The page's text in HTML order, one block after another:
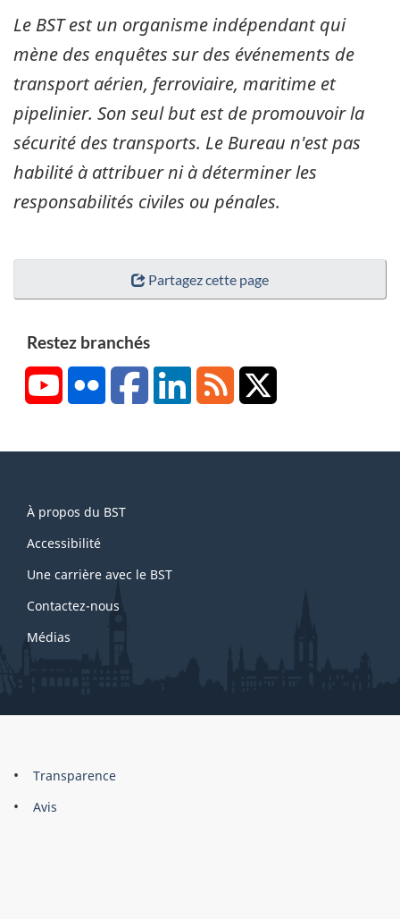
Le BST est un organisme indépendant qui
mène des enquêtes sur des événements de
transport aérien, ferroviaire, maritime et
pipelinier. Son seul but est de promouvoir la
sécurité des transports. Le Bureau n'est pas
habilité à attribuer ni à déterminer les
responsabilités civiles ou pénales.
Partagez cette page
Restez branchés
YouTubeFlickr FacebookLinkedInRSS
this
site
À propos du BST
Accessibilité
Une carrière avec le BST
Contactez-nous
Médias
About
this
Brand
Transparence
Avis